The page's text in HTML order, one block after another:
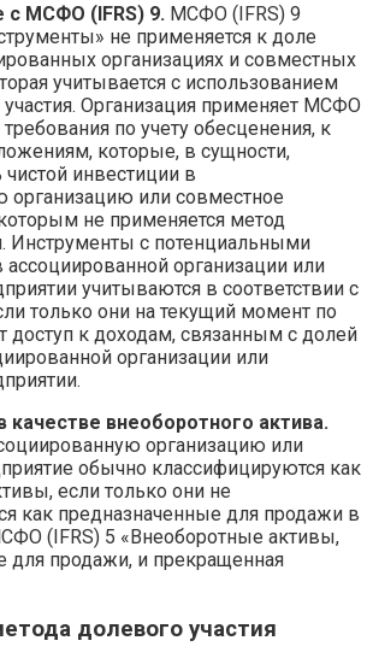
с МСФО (IFRS) 9. МСФО (IFRS) 9
не применяется к доле
организациях и совместных
учитывается с использованием
Организация применяет МСФО
по учету обесценения, к
которые, в сущности,
чистой инвестиции в
организацию или совместное
не применяется метод
Инструменты с потенциальными
ассоциированной организации или
учитываются в соответствии с
только они на текущий момент по
доступ к доходам, связанным с долей
организации или
качестве внеоборотного актива.
организацию или
обычно классифицируются как
если только они не
как предназначенные для продажи в
(IFRS) 5 «Внеоборотные активы,
для продажи, и прекращенная
долевого участия